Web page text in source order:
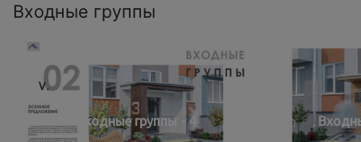
Входные группы
Входные группы - 4